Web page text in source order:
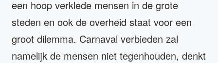
een hoop verklede mensen in de grote
steden en ook de overheid staat voor een
groot dilemma. Carnaval verbieden zal
namelijk de mensen niet tegenhouden, denkt